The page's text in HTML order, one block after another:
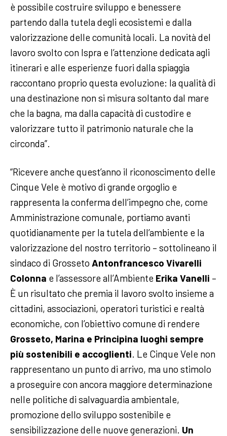
è possibile costruire sviluppo e benessere
partendo dalla tutela degli ecosistemi e dalla
valorizzazione delle comunità locali. La novità del
lavoro svolto con Ispra e l’attenzione dedicata agli
itinerari e alle esperienze fuori dalla spiaggia
raccontano proprio questa evoluzione: la qualità di
una destinazione non si misura soltanto dal mare
che la bagna, ma dalla capacità di custodire e
valorizzare tutto il patrimonio naturale che la
circonda”.
“Ricevere anche quest’anno il riconoscimento delle
Cinque Vele è motivo di grande orgoglio e
rappresenta la conferma dell’impegno che, come
Amministrazione comunale, portiamo avanti
quotidianamente per la tutela dell’ambiente e la
valorizzazione del nostro territorio – sottolineano il
sindaco di Grosseto Antonfrancesco Vivarelli
Colonna e l’assessore all’Ambiente Erika Vanelli –
È un risultato che premia il lavoro svolto insieme a
cittadini, associazioni, operatori turistici e realtà
economiche, con l’obiettivo comune di rendere
Grosseto, Marina e Principina luoghi sempre
più sostenibili e accoglienti. Le Cinque Vele non
rappresentano un punto di arrivo, ma uno stimolo
a proseguire con ancora maggiore determinazione
nelle politiche di salvaguardia ambientale,
promozione dello sviluppo sostenibile e
sensibilizzazione delle nuove generazioni. Un